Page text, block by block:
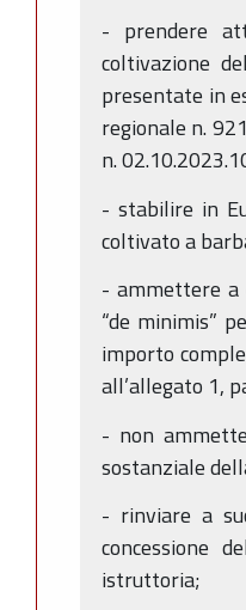
- prendere
coltivazione
presentate in
regionale n.
n.
- stabilire in
coltivato a
- ammettere a
“de minimis”
importo
all’allegato 1,
- non
sostanziale
- rinviare a
concessione
istruttoria;